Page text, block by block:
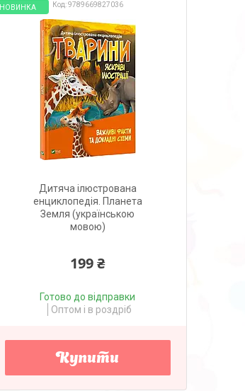
9789669827036
НОВИНКА
Дитяча ілюстрована
енциклопедія. Планета
Земля (українською
мовою)
199 ₴
Готово до відправки
Оптом і в роздріб
Купити